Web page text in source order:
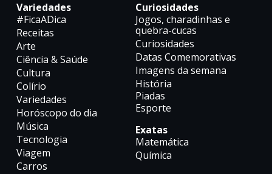
Variedades
#FicaADica
Receitas
Arte
Ciência & Saúde
Cultura
Colírio
Variedades
Horóscopo do dia
Música
Tecnologia
Viagem
Carros
Curiosidades
Jogos, charadinhas e
quebra-cucas
Curiosidades
Datas Comemorativas
Imagens da semana
História
Piadas
Esporte
Exatas
Matemática
Química